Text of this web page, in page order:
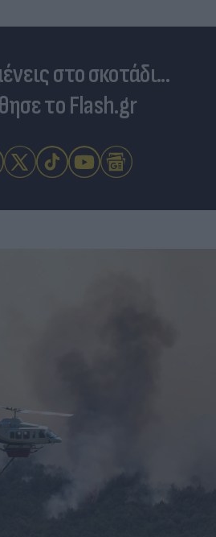
στο σκοτάδι...
το Flash.gr